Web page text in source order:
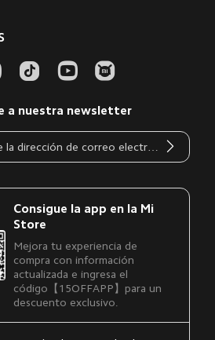
a nuestra newsletter
Consigue la app en la Mi
Store
Mejora tu experiencia de
compra con información
actualizada e ingresa el
código【15OFFAPP】para un
descuento exclusivo.